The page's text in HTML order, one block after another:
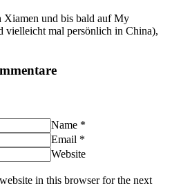
Xiamen und bis bald auf My
vielleicht mal persönlich in China),
Name *
Email *
Website
in this browser for the next